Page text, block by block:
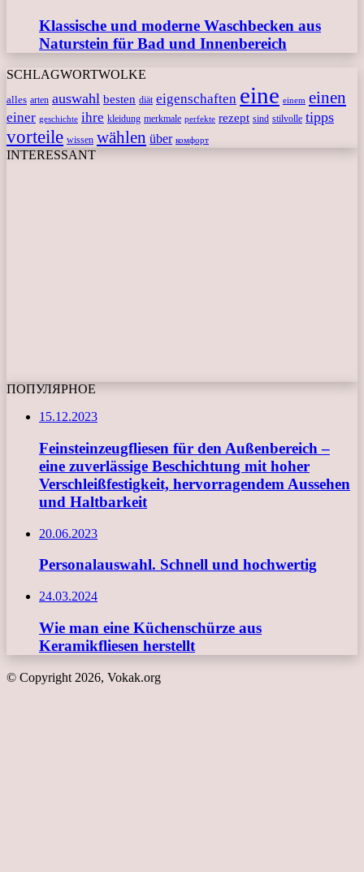
Klassische und moderne Waschbecken aus
Naturstein für Bad und Innenbereich
SCHLAGWORTWOLKE
alles arten auswahl besten diät eigenschaften eine einem einen
einer geschichte ihre kleidung merkmale perfekte rezept sind stilvolle tipps
vorteile wissen wählen über комфорт
INTERESSANT
ПОПУЛЯРНОЕ
15.12.2023
Feinsteinzeugfliesen für den Außenbereich –
eine zuverlässige Beschichtung mit hoher
Verschleißfestigkeit, hervorragendem Aussehen
und Haltbarkeit
20.06.2023
Personalauswahl. Schnell und hochwertig
24.03.2024
Wie man eine Küchenschürze aus
Keramikfliesen herstellt
© Copyright 2026, Vokak.org